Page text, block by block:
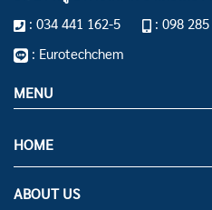
: 034 441 162-5 : 098 285
: Eurotechchem
MENU
HOME
ABOUT US